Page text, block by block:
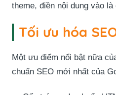
theme, điền nội dung vào
Tối ưu hóa
Một ưu điểm nổi bật nữa
chuẩn SEO mới nhất của